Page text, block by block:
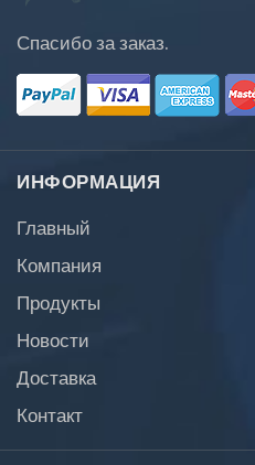
Спасибо за заказ.
ИНФОРМАЦИЯ
Главный
Компания
Продукты
Новости
Доставка
Контакт